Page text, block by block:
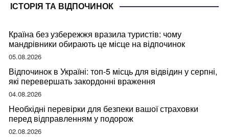
ІСТОРІЯ ТА ВІДПОЧИНОК
Країна без узбережжя вразила туристів: чому
мандрівники обирають це місце на відпочинок
05.08.2026
Відпочинок в Україні: топ-5 місць для відвідин у серпні,
які перевершать закордонні враження
04.08.2026
Необхідні перевірки для безпеки вашої страховки
перед відправленням у подорож
02.08.2026